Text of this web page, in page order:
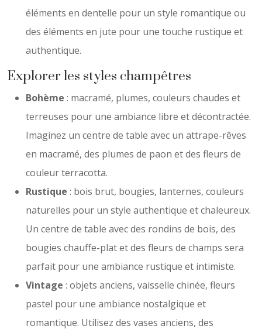
éléments en dentelle pour un style romantique ou
des éléments en jute pour une touche rustique et
authentique.
Explorer les styles champêtres
Bohème : macramé, plumes, couleurs chaudes et
terreuses pour une ambiance libre et décontractée.
Imaginez un centre de table avec un attrape-rêves
en macramé, des plumes de paon et des fleurs de
couleur terracotta.
Rustique : bois brut, bougies, lanternes, couleurs
naturelles pour un style authentique et chaleureux.
Un centre de table avec des rondins de bois, des
bougies chauffe-plat et des fleurs de champs sera
parfait pour une ambiance rustique et intimiste.
Vintage : objets anciens, vaisselle chinée, fleurs
pastel pour une ambiance nostalgique et
romantique. Utilisez des vases anciens, des